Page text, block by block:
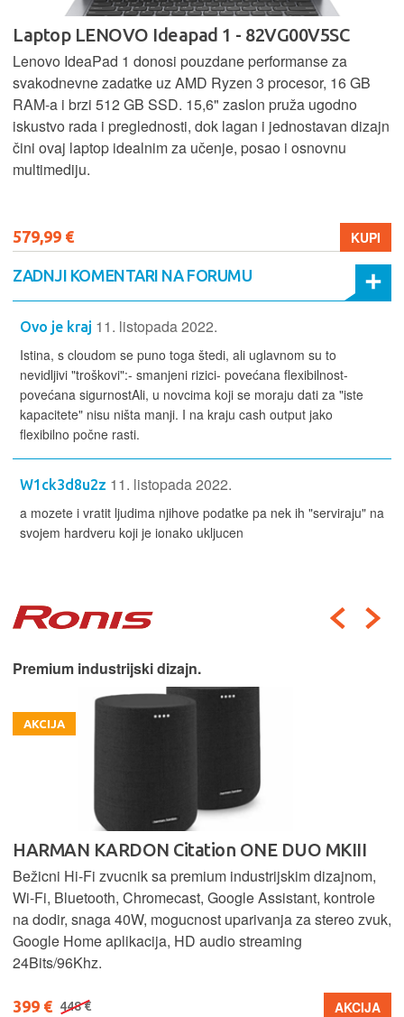
Laptop LENOVO Ideapad 1 - 82VG00V5SC
Lenovo IdeaPad 1 donosi pouzdane performanse za
svakodnevne zadatke uz AMD Ryzen 3 procesor, 16 GB
RAM-a i brzi 512 GB SSD. 15,6" zaslon pruža ugodno
iskustvo rada i preglednosti, dok lagan i jednostavan dizajn
čini ovaj laptop idealnim za učenje, posao i osnovnu
multimediju.
579,99 € KUPI
ZADNJI KOMENTARI NA FORUMU
Ovo je kraj 11. listopada 2022.
Istina, s cloudom se puno toga štedi, ali uglavnom su to
nevidljivi "troškovi":- smanjeni rizici- povećana flexibilnost-
povećana sigurnostAli, u novcima koji se moraju dati za "iste
kapacitete" nisu ništa manji. I na kraju cash output jako
flexibilno počne rasti.
W1ck3d8u2z 11. listopada 2022.
a mozete i vratit ljudima njihove podatke pa nek ih "serviraju" na
svojem hardveru koji je ionako ukljucen
Premium industrijski dizajn.
AKCIJA
HARMAN KARDON Citation ONE DUO MKIII
Bežicni Hi-Fi zvucnik sa premium industrijskim dizajnom,
Wi-Fi, Bluetooth, Chromecast, Google Assistant, kontrole
na dodir, snaga 40W, mogucnost uparivanja za stereo zvuk,
Google Home aplikacija, HD audio streaming
24Bits/96Khz.
399 € 448 € AKCIJA